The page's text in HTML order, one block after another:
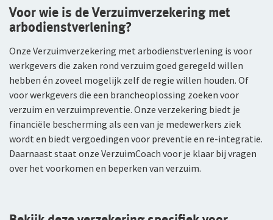
Arbeidsongeschiktheidsverzekering
Nabestaandenverzekering Collectief voor
zelfstandig ondernemers
Reizen
Expat Pakket Individueel
Expat Pakket Collectief
Zakenreisverzekering Individueel
Voor wie is de Verzuimverzekering met
arbodienstverlening?
Onze Verzuimverzekering met arbodienstverlening is voor
werkgevers die zaken rond verzuim goed geregeld willen
hebben én zoveel mogelijk zelf de regie willen houden. Of
voor werkgevers die een brancheoplossing zoeken voor
verzuim en verzuimpreventie. Onze verzekering biedt je
financiële bescherming als een van je medewerkers ziek
wordt en biedt vergoedingen voor preventie en re-integratie.
Daarnaast staat onze VerzuimCoach voor je klaar bij vragen
over het voorkomen en beperken van verzuim.